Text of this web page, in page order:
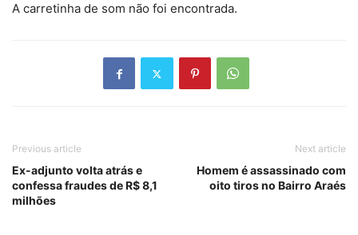
A carretinha de som não foi encontrada.
Previous article
Ex-adjunto volta atrás e
confessa fraudes de R$ 8,1
milhões
Next article
Homem é assassinado com
oito tiros no Bairro Araés